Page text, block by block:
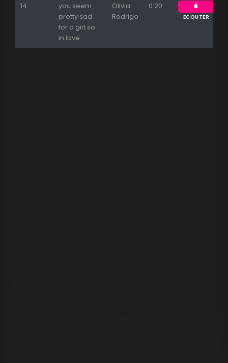
14
you seem
pretty sad
for a girl so
in love
Olivia
Rodrigo
0:20
ECOUTER